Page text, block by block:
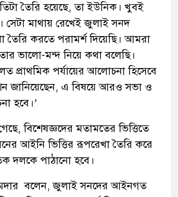
তৈরি হয়েছে, তা ইউনিক। খুবই
সেটা মাথায় রেখেই জুলাই সনদ
তৈরি করতে পরামর্শ দিয়েছি। আমরা
ভালো-মন্দ নিয়ে কথা বলেছি।
প্রাথমিক পর্যায়ের আলোচনা হিসেবে
জানিয়েছেন, এ বিষয়ে আরও সভা ও
হবে।’
বিশেষজ্ঞদের মতামতের ভিত্তিতে
আইনি ভিত্তির রূপরেখা তৈরি করে
দলকে পাঠানো হবে।
বলেন, জুলাই সনদের আইনগত